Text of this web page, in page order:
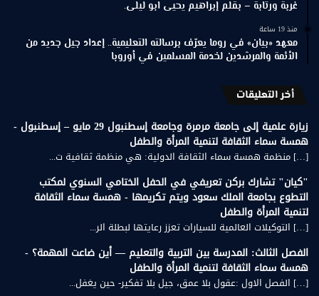
غربة ورتابة – بقلم إبراهيم يحيى ابو ليلى.
منذ 19 ساعة
معهد «بيان» في روما يعرّف برسالته التعليمية.. إعداد جيل جديد من
الأئمة والمرشدين لخدمة المسلمين في أوروبا
أخر التعليقات
زيارة علمية إلى جامعة مرمرة وجامعة إسطنبول 29 مايو – إسطنبول -
همسة سماء الثقافة لتنمية المرأة والطفل
[…] منظمة همسة سماء الثقافة الدولية: هي منظمة ثقافية ت...
"كيان" تشارك بركن تعريفي في الحفل الختامي السنوي لمكتب
التطوع بجامعة الملك سعود ويتم تكريمها - همسة سماء الثقافة
لتنمية المرأة والطفل
[…] التوكيلات العالمية للسيارات تعزز رعايتها لبطلة الر...
الفصل الثالث: المدرسة بين التربية والتعليم — أين ضاعت المهمة؟ -
همسة سماء الثقافة لتنمية المرأة والطفل
[…] الفصل الاول :عقول بلا عمق، جيل بلا تفكير- حين يغفل...